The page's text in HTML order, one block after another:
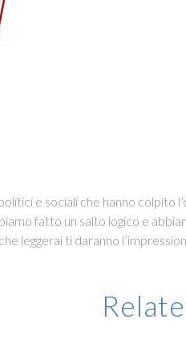
e sociali che hanno
fatto un salto logico e
leggerai ti daranno